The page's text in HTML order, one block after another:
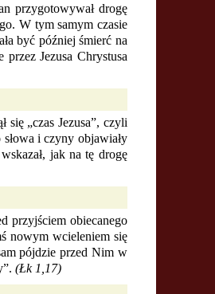
przygotowywał drogę
W tym samym czasie
być później śmierć na
Jezusa Chrystusa
„czas Jezusa”, czyli
i czyny objawiały
jak na tę drogę
przyjściem obiecanego
nowym wcieleniem się
pójdzie przed Nim w
(Łk 1,17)